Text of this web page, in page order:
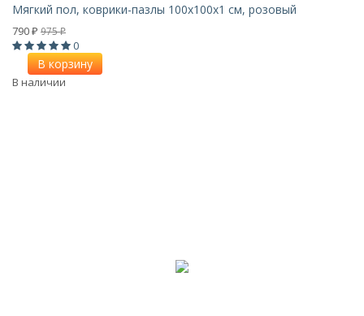
Мягкий пол, коврики-пазлы 100х100x1 см, розовый
790 ₽ 975₽
0
В корзину
В наличии